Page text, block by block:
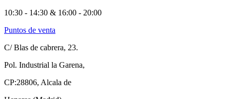
10:30 - 14:30 & 16:00 - 20:00
Puntos de venta
C/ Blas de cabrera, 23.
Pol. Industrial la Garena,
CP:28806, Alcala de